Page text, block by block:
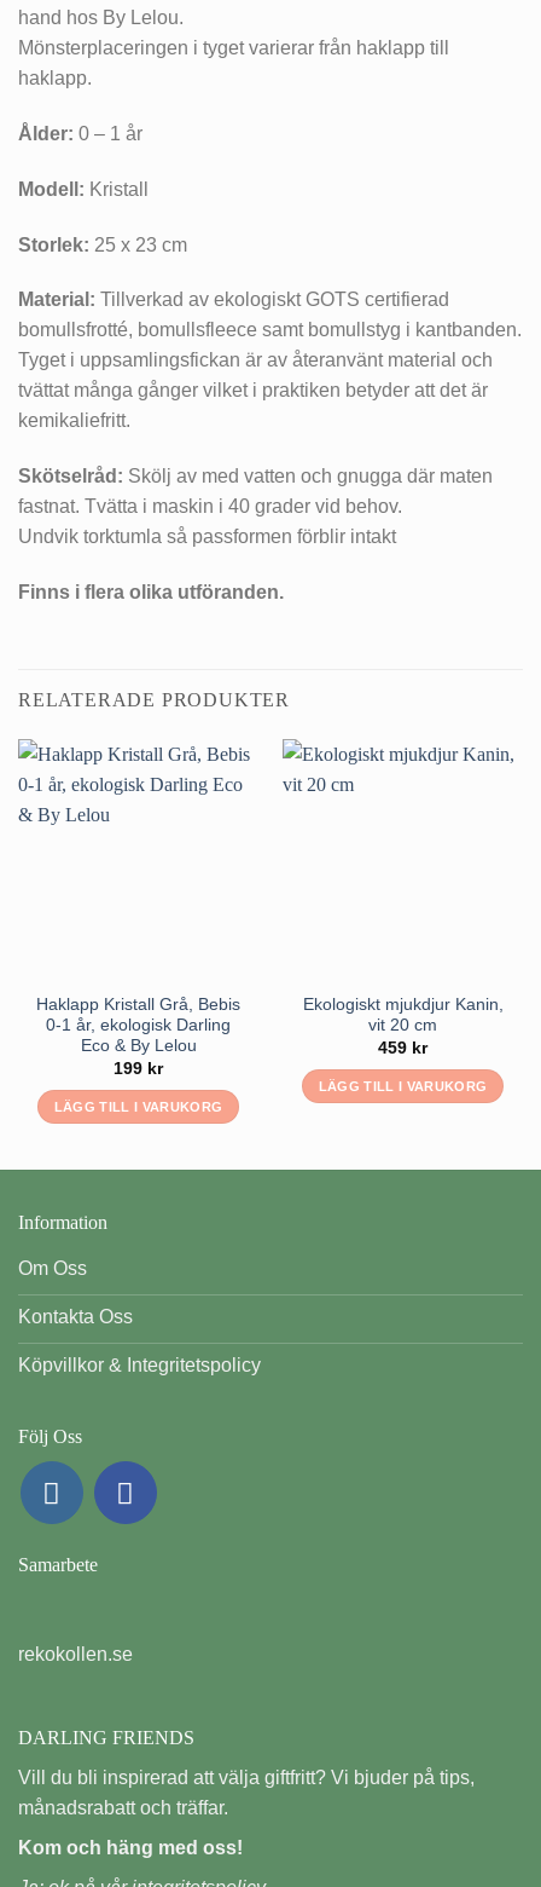
hand hos By Lelou.
Mönsterplaceringen i tyget varierar från haklapp till
haklapp.
Ålder: 0 – 1 år
Modell: Kristall
Storlek: 25 x 23 cm
Material: Tillverkad av ekologiskt GOTS certifierad
bomullsfrotté, bomullsfleece samt bomullstyg i kantbanden.
Tyget i uppsamlingsfickan är av återanvänt material och
tvättat många gånger vilket i praktiken betyder att det är
kemikaliefritt.
Skötselråd: Skölj av med vatten och gnugga där maten
fastnat. Tvätta i maskin i 40 grader vid behov.
Undvik torktumla så passformen förblir intakt
Finns i flera olika utföranden.
RELATERADE PRODUKTER
Haklapp Kristall Grå, Bebis
0-1 år, ekologisk Darling
Eco & By Lelou
199 kr
LÄGG TILL I VARUKORG
Ekologiskt mjukdjur Kanin,
vit 20 cm
459 kr
LÄGG TILL I VARUKORG
Information
Om Oss
Kontakta Oss
Köpvillkor & Integritetspolicy
Följ Oss
Samarbete
rekokollen.se
DARLING FRIENDS
Vill du bli inspirerad att välja giftfritt? Vi bjuder på tips,
månadsrabatt och träffar.
Kom och häng med oss!